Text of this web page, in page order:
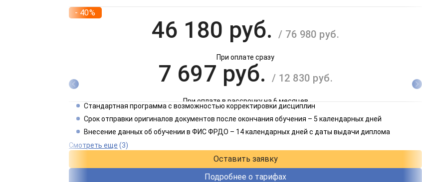
- 40%
46 180 руб./ 76 980 руб.
При оплате сразу
7 697 руб./ 12 830 руб.
При оплате в рассрочку на 6 месяцев
3 849 руб./ 6 415 руб.
Стандартная программа с возможностью корректировки дисциплин
Срок отправки оригиналов документов после окончания обучения – 5 календарных дней
Внесение данных об обучении в ФИС ФРДО – 14 календарных дней с даты выдачи диплома
Смотреть еще (3)
Оставить заявку
Подробнее о тарифах